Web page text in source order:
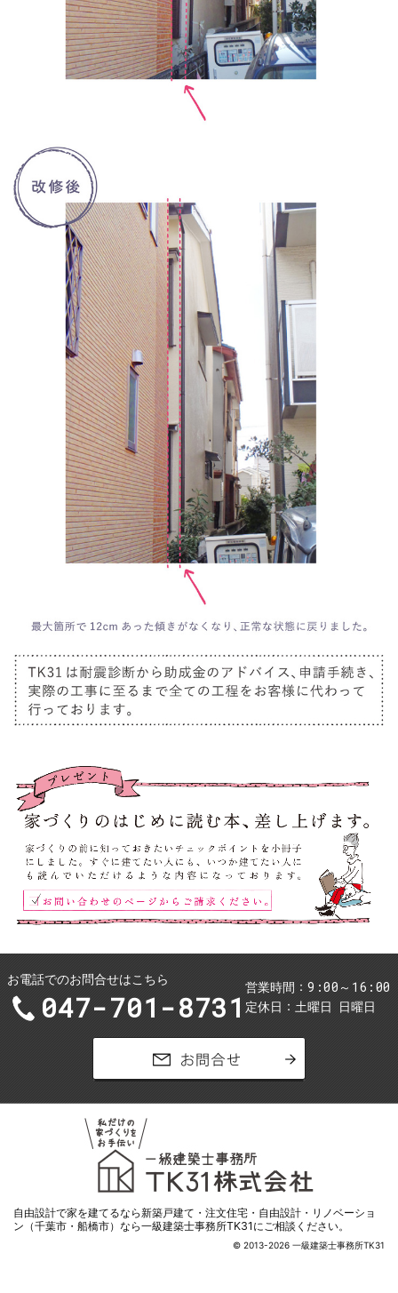
お電話でのお問合せはこちら
047-701-8731
営業時間 9:00～16:00
定休日 土曜日 日曜日
© 2013-2026 一級建築士事務所TK31
自由設計で家を建てるなら新築戸建て・注文住宅・自由設計・リノベーショ
ン（千葉市・船橋市）なら一級建築士事務所TK31 にご相談ください。